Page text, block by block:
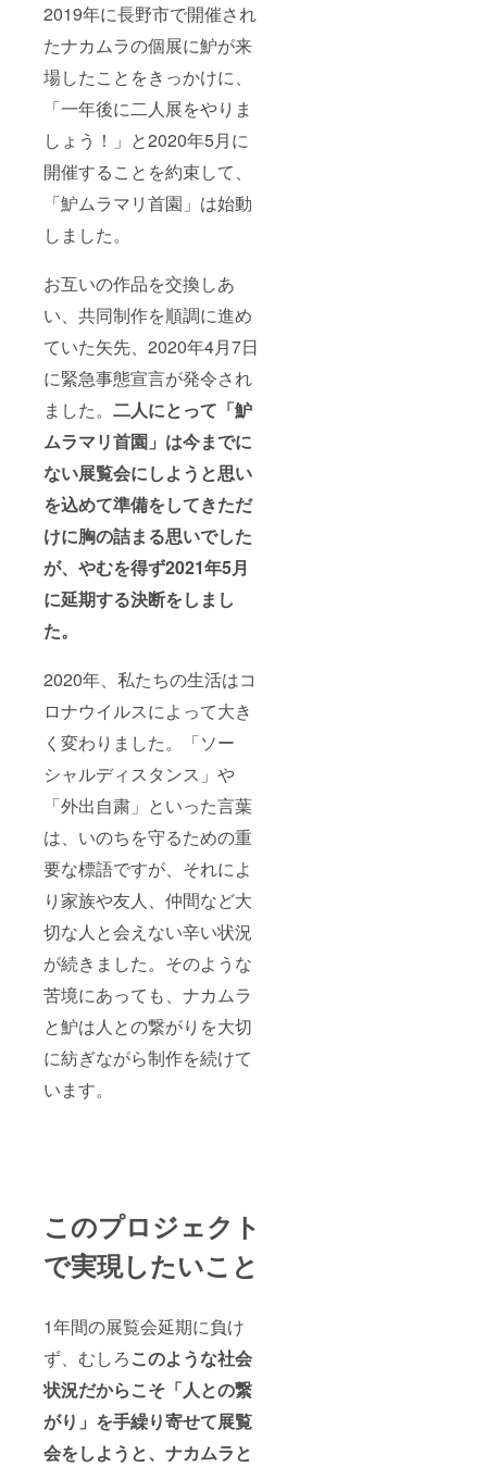
2019年に長野市で開催され
たナカムラの個展に魲が来
場したことをきっかけに、
「一年後に二人展をやりま
しょう！」と2020年5月に
開催することを約束して、
「魲ムラマリ首園」は始動
しました。
お互いの作品を交換しあ
い、共同制作を順調に進め
ていた矢先、2020年4月7日
に緊急事態宣言が発令され
ました。 二人にとって「魲
ムラマリ首園」は今までに
ない展覧会にしようと思い
を込めて準備をしてきただ
けに胸の詰まる思いでした
が、やむを得ず2021年5月
に延期する決断をしまし
た。
2020年、私たちの生活はコ
ロナウイルスによって大き
く変わりました。「ソー
シャルディスタンス」や
「外出自粛」といった言葉
は、いのちを守るための重
要な標語ですが、それによ
り家族や友人、仲間など大
切な人と会えない辛い状況
が続きました。そのような
苦境にあっても、ナカムラ
と魲は人との繋がりを大切
に紡ぎながら制作を続けて
います。
このプロジェクト
で実現したいこと
1年間の展覧会延期に負け
ず、むしろこのような社会
状況だからこそ「人との繋
がり」を手繰り寄せて展覧
会をしようと、ナカムラと